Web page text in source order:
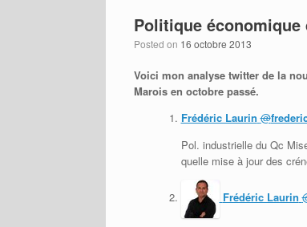
Politique
Posted on 16 octobre 2013
Voici mon analyse twitter de la
Marois en octobre passé.
Frédéric Laurin ‏@
Pol. industrielle du Qc
quelle mise à jour des
Frédéric Laurin ‏